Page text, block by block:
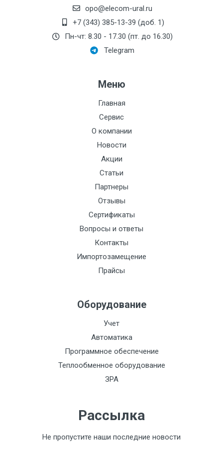
opo@elecom-ural.ru
+7 (343) 385-13-39 (доб. 1)
Пн-чт: 8.30 - 17.30 (пт. до 16.30)
Telegram
Меню
Главная
Сервис
О компании
Новости
Акции
Статьи
Партнеры
Отзывы
Сертификаты
Вопросы и ответы
Контакты
Импортозамещение
Прайсы
Оборудование
Учет
Автоматика
Программное обеспечение
Теплообменное оборудование
ЗРА
Рассылка
Не пропустите наши последние новости